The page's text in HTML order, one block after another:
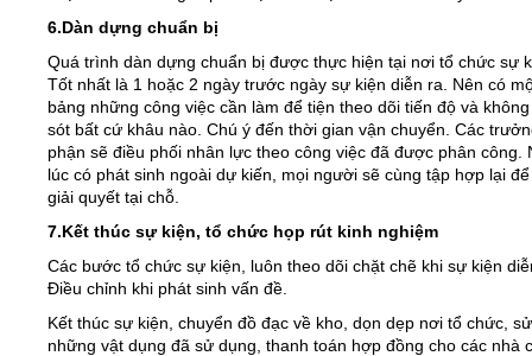
6.Dàn dựng chuẩn bị
Quá trình dàn dựng chuẩn bị được thực hiện tại nơi tổ chức sự
Tốt nhất là 1 hoặc 2 ngày trước ngày sự kiện diễn ra. Nên có
bảng những công việc cần làm để tiện theo dõi tiến độ và
sót bất cứ khâu nào. Chú ý đến thời gian vận chuyển. Các
phận sẽ điều phối nhân lực theo công việc đã được phân công.
lúc có phát sinh ngoài dự kiến, mọi người sẽ cùng tập hợp lại
giải quyết tại chỗ.
7.Kết thúc sự kiện, tổ chức họp rút kinh nghiệm
Các bước tổ chức sự kiện, luôn theo dõi chặt chẽ khi sự kiện
Điều chỉnh khi phát sinh vấn đề.
Kết thúc sự kiện, chuyển đồ đạc về kho, dọn dẹp nơi tổ chức,
những vật dụng đã sử dụng, thanh toán hợp đồng cho các nhà